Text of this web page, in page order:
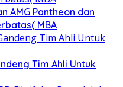
AMG Pantheon dan
MBA
Tim Ahli Untuk